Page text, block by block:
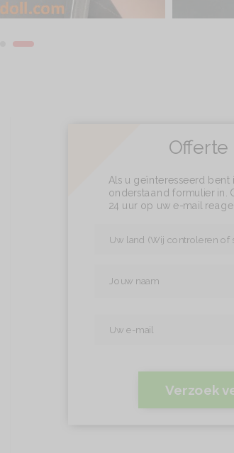
Offerte
Als u geïnteresseerd
onderstaand formulier in.
24 uur op uw e-mail
Verzoek